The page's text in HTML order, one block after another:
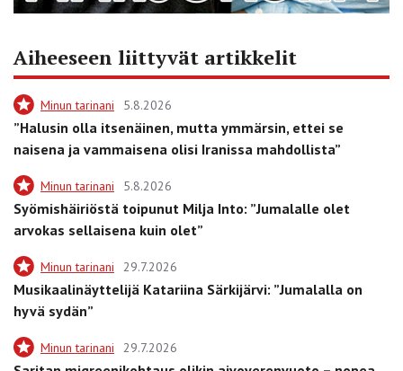
Aiheeseen liittyvät artikkelit
Minun tarinani 5.8.2026
”Halusin olla itsenäinen, mutta ymmärsin, ettei se
naisena ja vammaisena olisi Iranissa mahdollista”
Minun tarinani 5.8.2026
Syömishäiriöstä toipunut Milja Into: ”Jumalalle olet
arvokas sellaisena kuin olet”
Minun tarinani 29.7.2026
Musikaalinäyttelijä Katariina Särkijärvi: ”Jumalalla on
hyvä sydän”
Minun tarinani 29.7.2026